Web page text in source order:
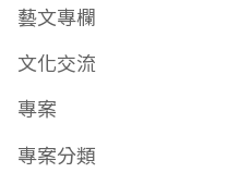
藝文專欄
文化交流
專案
專案分類